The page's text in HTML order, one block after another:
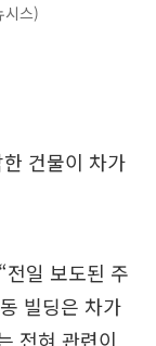
스)
건물이 차가
일 보도된 주
빌딩은 차가
전혀 관련이